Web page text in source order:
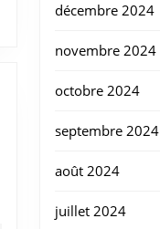
décembre 2024
novembre 2024
octobre 2024
septembre 2024
août 2024
juillet 2024